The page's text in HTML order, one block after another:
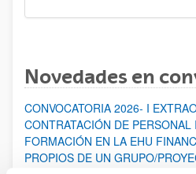
Novedades en
CONVOCATORIA 2026- I
CONTRATACIÓN DE
FORMACIÓN EN LA EHU
PROPIOS DE UN GRUPO/